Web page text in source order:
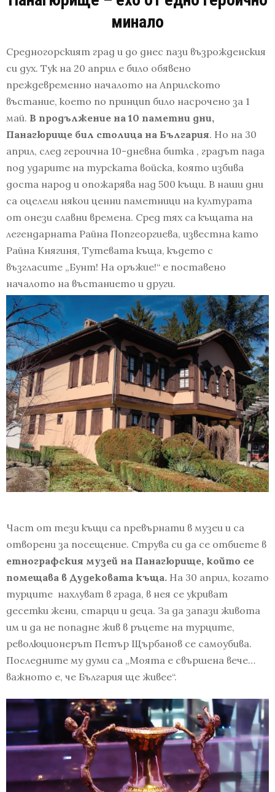
минало
Средногорският град и до днес пази възрожденския
си дух. Тук на 20 април е било обявено
преждевременно началото на Априлското
въстание, което по принцип било насрочено за 1
май. В продължение на 10 паметни дни,
Панагюрище бил столица на България. Но на 30
април, след героична 10-дневна битка , градът пада
под ударите на турската войска, която избива
доста народ и опожарява над 500 къщи. В наши дни
са оцелели някои ценни паметници на културата
от онези славни времена. Сред тях са къщата на
легендарната Райна Попгеоргиева, известна като
Райна Княгиня, Тутевата къща, където с
възгласите „Бунт! На оръжие!“ е поставено
началото на въстанието и други.
Част от тези къщи са превърнати в музеи и са
отворени за посещение. Струва си да се отбиете в
етнографския музей на Панагюрище, който се
помещава в Дудековата къща. На 30 април, когато
турците нахлуват в града, в нея се укриват
десетки жени, старци и деца. За да запази живота
им и да не попадне жив в ръцете на турците,
революционерът Петър Щърбанов се самоубива.
Последните му думи са „Моята е свършена вече…
важното е, че България ще живее“.